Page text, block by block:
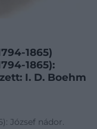
1865)
1865):
I. D. Boehm
József nádor.